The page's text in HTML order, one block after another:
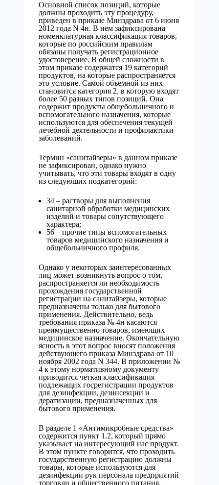
Основной список позиций, которые
должны проходить эту процедуру,
приведен в приказе Минздрава от 6 июня
2012 года N 4н. В нем зафиксирована
номенклатурная классификация товаров,
которые по российским правилам
обязаны получать регистрационное
удостоверение. В общей сложности в
этом приказе содержатся 19 категорий
продуктов, на которые распространяется
это условие. Самой объемной из них
становится категория 2, в которую входят
более 50 разных типов позиций. Она
содержит продукты общебольничного и
вспомогательного назначения, которые
используются для обеспечения текущей
лечебной деятельности и профилактики
заболеваний.
Термин «санитайзеры» в данном приказе
не зафиксирован, однако нужно
учитывать, что эти товары входят в одну
из следующих подкатегорий:
34 – растворы для выполнения
санитарной обработки медицинских
изделий и товары сопутствующего
характера;
56 – прочие типы вспомогательных
товаров медицинского назначения и
общебольничного профиля.
Однако у некоторых заинтересованных
лиц может возникнуть вопрос о том,
распространяется ли необходимость
прохождения государственной
регистрации на санитайзеры, которые
предназначены только для бытового
применения. Действительно, ведь
требования приказа № 4н касаются
преимущественно товаров, имеющих
медицинское назначение. Окончательную
ясность в этот вопрос вносят положения
действующего приказа Минздрава от 10
ноября 2002 года N 344. В приложении №
4 к этому нормативному документу
приводится четкая классификация
подлежащих госрегистрации продуктов
для дезинфекции, дезинсекции и
дератизации, предназначенных для
бытового применения.
В разделе 1 «Антимикробные средства»
содержится пункт 1.2, который прямо
указывает на интересующий нас продукт.
В этом пункте говорится, что проходить
государственную регистрацию должны
товары, которые используются для
дезинфекции рук персонала предприятий
торговли и общественного питания,